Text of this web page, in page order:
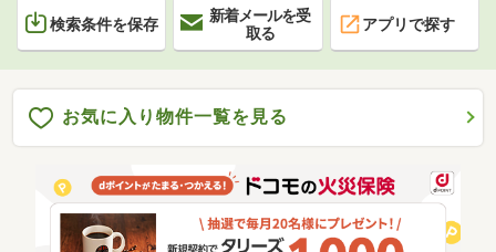
検索条件を保存
新着メールを受
取る
アプリで探す
お気に入り物件一覧を見る